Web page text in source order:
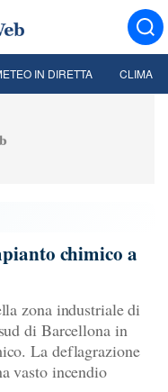
IN DIRETTA CLIMA
chimico a
zona industriale di
di Barcellona in
La deflagrazione
vasto incendio